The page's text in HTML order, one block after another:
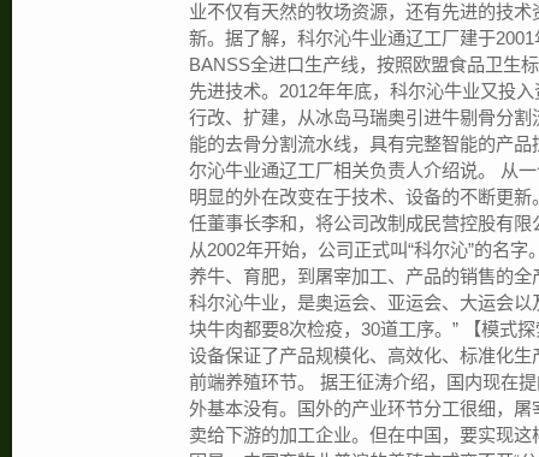
业不仅有天然的牧场资源，还有先进的技
新。据了解，科尔沁牛业通辽工厂建于
BANSS全进口生产线，按照欧盟食品卫生
先进技术。2012年年底，科尔沁牛业又投
行改、扩建，从冰岛马瑞奥引进牛剔骨分割
能的去骨分割流水线，具有完整智能的产
尔沁牛业通辽工厂相关负责人介绍说。 从
明显的外在改变在于技术、设备的不断更
任董事长李和，将公司改制成民营控股有
从2002年开始，公司正式叫“科尔沁”的名
养牛、育肥，到屠宰加工、产品的销售的
科尔沁牛业，是奥运会、亚运会、大运会以
块牛肉都要8次检疫，30道工序。” 【模式
设备保证了产品规模化、高效化、标准化
前端养殖环节。 据王征涛介绍，国内现在
外基本没有。国外的产业环节分工很细，
卖给下游的加工企业。但在中国，要实现这